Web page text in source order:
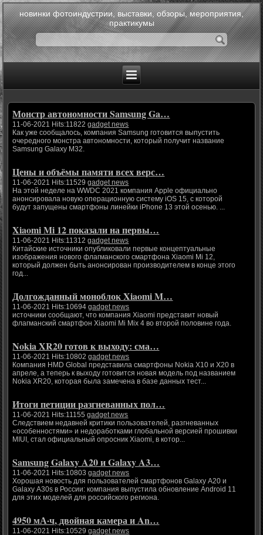
новинки фотоиндустрии, выставки, обзоры, мероприятия,
практикумы
Монстр автономности Samsung Ga…
11-06-2021 Hits:11822gadget news
Как уже сообщалось, компания Samsung готовится выпустить
очередного монстра автономности, который получит название
Samsung Galaxy M32.
Цены и объёмы памяти всех верс…
11-06-2021 Hits:11529gadget news
На этой неделе на WWDC 2021 компания Apple официально
анонсировала новую операционную систему iOS 15, с которой
будут запущены смартфоны линейки iPhone 13 этой осенью. ...
Xiaomi Mi 12 показали на первы…
11-06-2021 Hits:11312gadget news
Китайские источники опубликовали первые концептуальные
изображения нового флагманского смартфона Xiaomi Mi 12,
который должен быть анонсирован производителем в конце этого
год...
Долгожданный моноблок Xiaomi M…
11-06-2021 Hits:10694gadget news
источники сообщают, что компания Xiaomi представит новый
флагманский смартфон Xiaomi Mi Mix 4 во второй половине года.
Nokia XR20 готов к выходу: сма…
11-06-2021 Hits:10802gadget news
Компания HMD Global представила смартфоны Nokia X10 и X20 в
апреле, а теперь к выходу готовится новая модель под названием
Nokia XR20, которая была замечена в базе данных тест...
Итоги петиции разгневанных пол…
11-06-2021 Hits:11155gadget news
Следствием недавней критики пользователей, разгневанных
«особенностями» и недоработками глобальной версией прошивки
MIUI, стал официальный опросник Xiaomi, в котор...
Samsung Galaxy A20 и Galaxy A3…
11-06-2021 Hits:10803gadget news
Хорошая новость для пользователей смартфонов Galaxy A20 и
Galaxy A30s в России: компания выпустила обновление Android 11
для этих моделей для российского региона.
4950 мА·ч, двойная камера и An…
11-06-2021 Hits:10529gadget news